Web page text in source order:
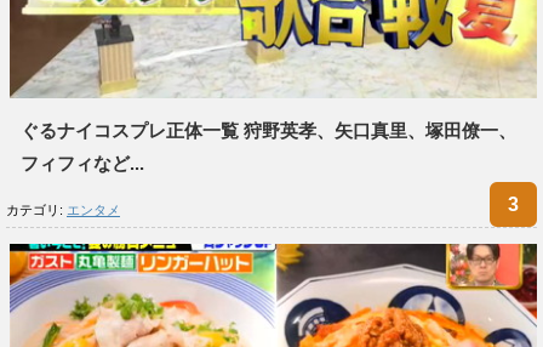
ぐるナイコスプレ正体一覧 狩野英孝、矢口真里、塚田僚一、
フィフィなど...
カテゴリ: エンタメ